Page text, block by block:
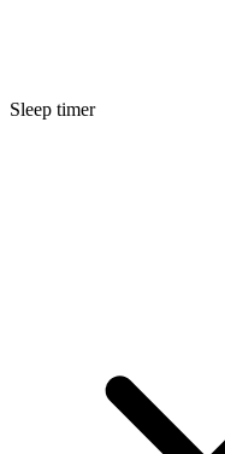
Sleep timer